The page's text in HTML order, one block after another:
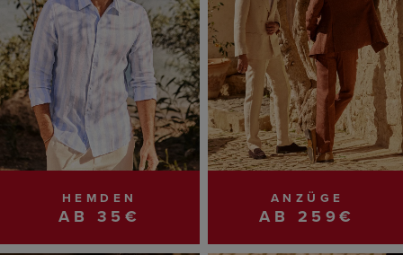
HEMDEN
AB 35€
ANZÜGE
AB 259€